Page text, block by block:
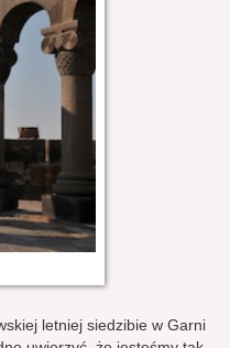
letniej siedzibie w Garni